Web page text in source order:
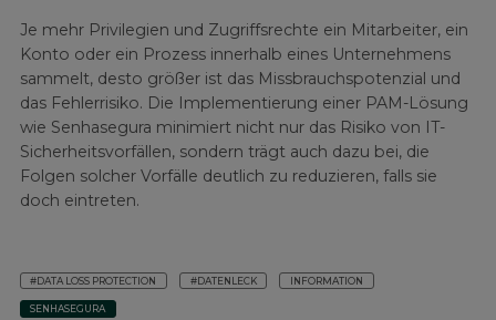
Je mehr Privilegien und Zugriffsrechte ein Mitarbeiter, ein
Konto oder ein Prozess innerhalb eines Unternehmens
sammelt, desto größer ist das Missbrauchspotenzial und
das Fehlerrisiko. Die Implementierung einer PAM-Lösung
wie Senhasegura minimiert nicht nur das Risiko von IT-
Sicherheitsvorfällen, sondern trägt auch dazu bei, die
Folgen solcher Vorfälle deutlich zu reduzieren, falls sie
doch eintreten.
#DATA LOSS PROTECTION #DATENLECK INFORMATION
SENHASEGURA